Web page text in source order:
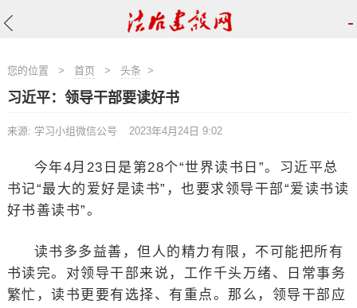
-
您的位置 > 首页 > 头条>
习近平：领导干部要读好书
来源: 学习小组微信公号 2023年4月24日 9:02
今年4月23日是第28个“世界读书日”。习近平总
书记“最大的爱好是读书”，也要求领导干部“爱读书读
好书善读书”。
读书多多益善，但人的精力有限，不可能把所有
书读完。对领导干部来说，工作千头万绪、日常事务
繁忙，读书更要有选择、有重点。那么，领导干部应